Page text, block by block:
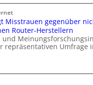
Misstrauen gegenüber
Router-Herstellern
und
repräsentativen Umfrage